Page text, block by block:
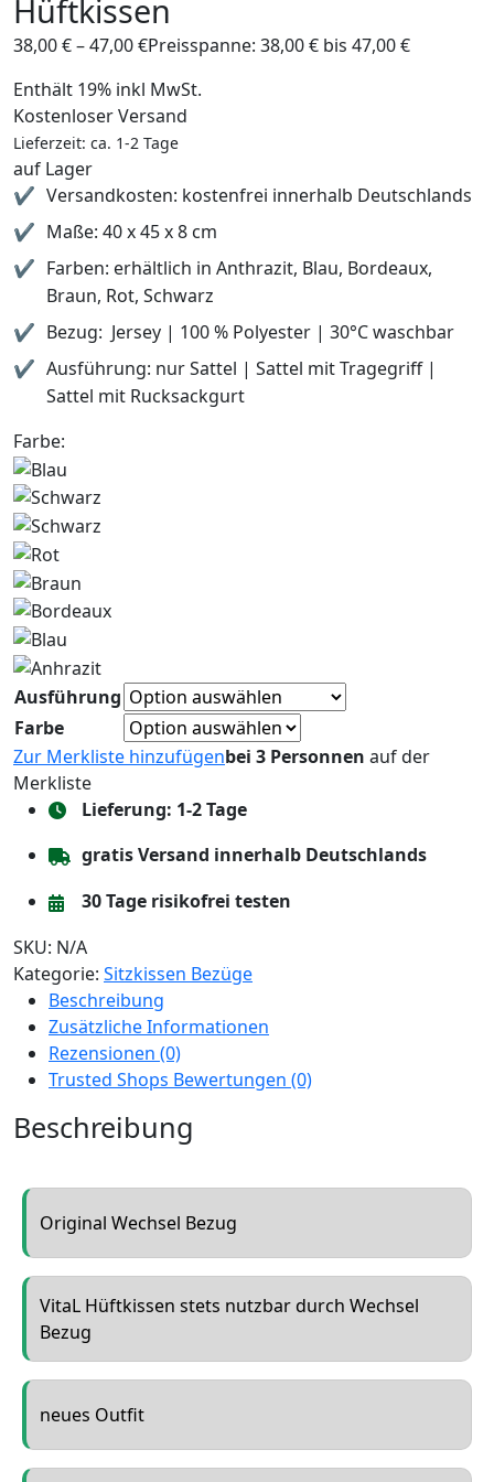
Hüftkissen
38,00€–47,00€Preisspanne: 38,00 € bis 47,00 €
Enthält 19% inkl MwSt.
Kostenloser Versand
Lieferzeit: ca. 1-2 Tage
auf Lager
Versandkosten: kostenfrei innerhalb Deutschlands
Maße: 40 x 45 x 8 cm
Farben: erhältlich in Anthrazit, Blau, Bordeaux,
Braun, Rot, Schwarz
Bezug: Jersey | 100 % Polyester | 30°C waschbar
Ausführung: nur Sattel | Sattel mit Tragegriff |
Sattel mit Rucksackgurt
Farbe:
Ausführung
Farbe
Zur Merkliste hinzufügenbei 3 Personnen auf der
Merkliste
Lieferung: 1-2 Tage
gratis Versand innerhalb Deutschlands
30 Tage risikofrei testen
SKU: N/A
Kategorie: Sitzkissen Bezüge
Beschreibung
Zusätzliche Informationen
Rezensionen (0)
Trusted Shops Bewertungen (0)
Beschreibung
Original Wechsel Bezug
VitaL Hüftkissen stets nutzbar durch Wechsel
Bezug
neues Outfit